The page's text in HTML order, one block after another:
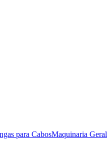
para CabosMaquinaria Geral